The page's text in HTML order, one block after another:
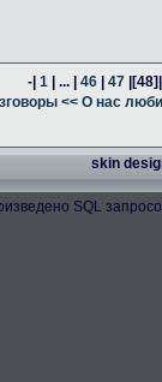
-| 1 | ... | 46 | 47 |[48]
<< О нас
skin
SQL